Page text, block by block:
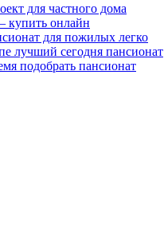
для частного дома
купить онлайн
для пожилых легко
лучший сегодня пансионат
подобрать пансионат